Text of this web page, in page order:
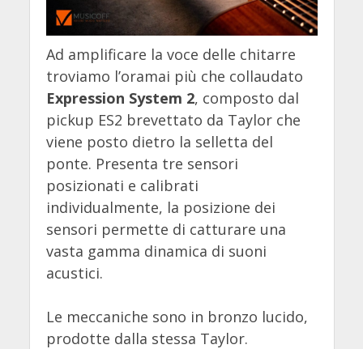
Ad amplificare la voce delle chitarre
troviamo l’oramai più che collaudato
Expression System 2, composto dal
pickup ES2 brevettato da Taylor che
viene posto dietro la selletta del
ponte. Presenta tre sensori
posizionati e calibrati
individualmente, la posizione dei
sensori permette di catturare una
vasta gamma dinamica di suoni
acustici.
Le meccaniche sono in bronzo lucido,
prodotte dalla stessa Taylor.